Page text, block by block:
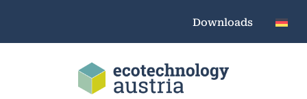
Downloads